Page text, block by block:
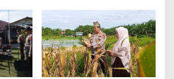
Dinas
Warga Pulau Jambu Kuok